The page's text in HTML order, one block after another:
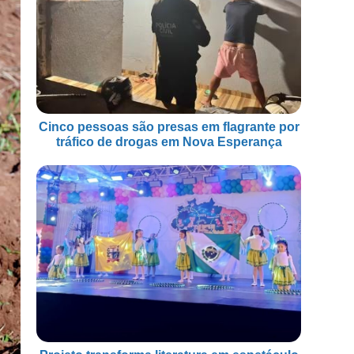
Cinco pessoas são presas em flagrante por
tráfico de drogas em Nova Esperança